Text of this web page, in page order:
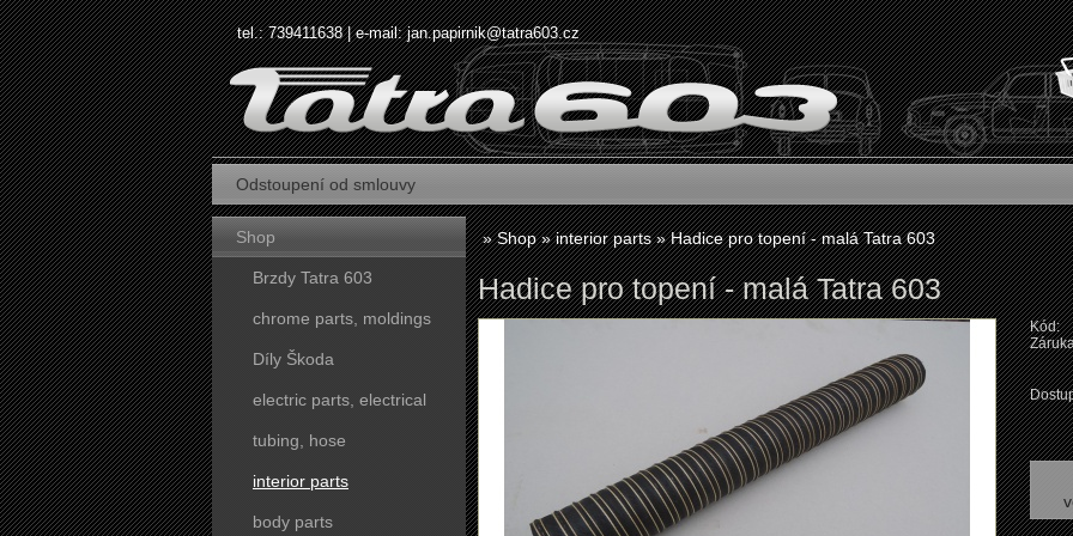
tel.: 739411638 | e-mail:jan.papirnik@tatra603.cz
Odstoupení od smlouvy
Shop
Brzdy Tatra 603
chrome parts, moldings
Díly Škoda
electric parts, electrical
tubing, hose
interior parts
body parts
»Shop»interior parts»Hadice pro topení - malá Tatra 603
Hadice pro topení - malá Tatra 603
Kód: